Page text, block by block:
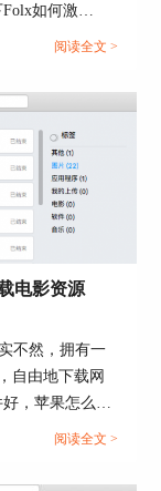
所有链接抓
到视频链
下载”，便可
如何激
阅读全文 >
电影资源
不然，拥有一
自由地下载网
，苹果怎么下
阅读全文 >